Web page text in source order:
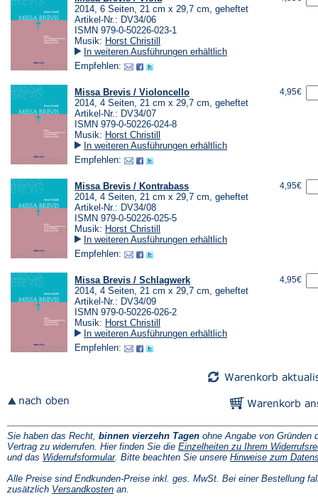
2014, 6 Seiten, 21 cm x 29,7 cm, geheftet
Artikel-Nr.: DV34/06
ISMN 979-0-50226-023-1
Musik: Horst Christill
In weiteren Ausführungen erhältlich
Empfehlen:
Missa Brevis / Violoncello
2014, 4 Seiten, 21 cm x 29,7 cm, geheftet
Artikel-Nr.: DV34/07
ISMN 979-0-50226-024-8
Musik: Horst Christill
In weiteren Ausführungen erhältlich
Empfehlen:
4,95€
Missa Brevis / Kontrabass
2014, 4 Seiten, 21 cm x 29,7 cm, geheftet
Artikel-Nr.: DV34/08
ISMN 979-0-50226-025-5
Musik: Horst Christill
In weiteren Ausführungen erhältlich
Empfehlen:
4,95€
Missa Brevis / Schlagwerk
2014, 4 Seiten, 21 cm x 29,7 cm, geheftet
Artikel-Nr.: DV34/09
ISMN 979-0-50226-026-2
Musik: Horst Christill
In weiteren Ausführungen erhältlich
Empfehlen:
4,95€
Sie haben das Recht, binnen vierzehn Tagen ohne Angabe von Gründen
Vertrag zu widerrufen. Hier finden Sie die Einzelheiten zu Ihrem
und das Widerrufsformular(Öffnet
einem
neuen
. Bitte beachten Sie unsere Hinweise zum
Alle Preise sind Endkunden-Preise inkl. ges. MwSt. Bei einer Bestellung
zusätzlich Versandkosten(Öffnet
an.